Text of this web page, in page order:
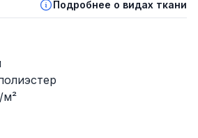
Подробнее о видах ткани
м²